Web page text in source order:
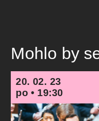
Mohlo by
20. 02. 23
po • 19:30